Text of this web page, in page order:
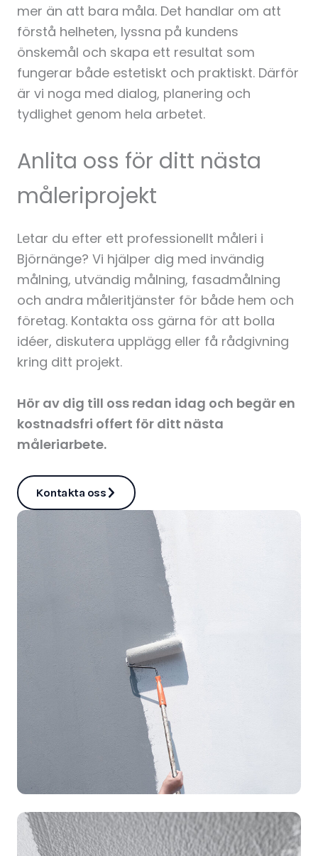
mer än att bara måla. Det handlar om att
förstå helheten, lyssna på kundens
önskemål och skapa ett resultat som
fungerar både estetiskt och praktiskt. Därför
är vi noga med dialog, planering och
tydlighet genom hela arbetet.
Anlita oss för ditt nästa
måleriprojekt
Letar du efter ett professionellt måleri i
Björnänge? Vi hjälper dig med invändig
målning, utvändig målning, fasadmålning
och andra måleritjänster för både hem och
företag. Kontakta oss gärna för att bolla
idéer, diskutera upplägg eller få rådgivning
kring ditt projekt.
Hör av dig till oss redan idag och begär en
kostnadsfri offert för ditt nästa
måleriarbete.
Kontakta oss